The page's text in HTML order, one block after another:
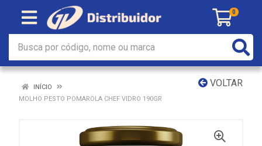
0
VOLTAR
INÍCIO
MOLHO PESTO POMAROLA CHEF VIDRO 190GR